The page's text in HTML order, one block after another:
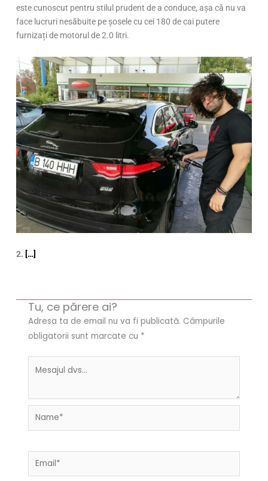
este cunoscut pentru stilul prudent de a conduce, așa că nu va
face lucruri nesăbuite pe șosele cu cei 180 de cai putere
furnizați de motorul de 2.0 litri.
2. […]
Tu, ce părere ai?
Adresa ta de email nu va fi publicată. Câmpurile
obligatorii sunt marcate cu *
Name*
Email*